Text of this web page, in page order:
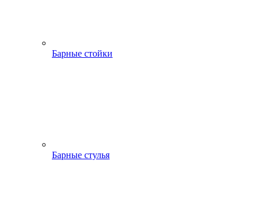
Барные стойки
Барные стулья